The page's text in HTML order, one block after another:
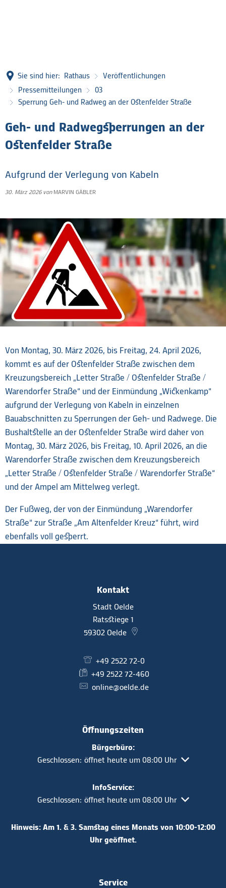
Sie sind hier: Rathaus
Veröffentlichungen
Pressemitteilungen
03
Sperrung Geh- und Radweg an der Ostenfelder Straße
Geh- und Radwegsperrungen an der
Ostenfelder Straße
Aufgrund der Verlegung von Kabeln
30. März 2026 vonMARVIN GÄBLER
Von Montag, 30. März 2026, bis Freitag, 24. April 2026,
kommt es auf der Ostenfelder Straße zwischen dem
Kreuzungsbereich „Letter Straße / Ostenfelder Straße /
Warendorfer Straße“ und der Einmündung „Wickenkamp“
aufgrund der Verlegung von Kabeln in einzelnen
Bauabschnitten zu Sperrungen der Geh- und Radwege. Die
Bushaltstelle an der Ostenfelder Straße wird daher von
Montag, 30. März 2026, bis Freitag, 10. April 2026, an die
Warendorfer Straße zwischen dem Kreuzungsbereich
„Letter Straße / Ostenfelder Straße / Warendorfer Straße“
und der Ampel am Mittelweg verlegt.
Der Fußweg, der von der Einmündung „Warendorfer
Straße“ zur Straße „Am Altenfelder Kreuz“ führt, wird
ebenfalls voll gesperrt.
Kontakt
Stadt Oelde
Ratsstiege 1
59302 Oelde
+49 2522 72-0
+49 2522 72-460
online@oelde.de
Öffnungszeiten
Bürgerbüro:
Klicken, um weitere Öffnungs- oder Schließzeiten
Geschlossen: öffnet heute um 08:00 Uhr
InfoService:
Klicken, um weitere Öffnungs- oder Schließzeiten
Geschlossen: öffnet heute um 08:00 Uhr
Hinweis: Am 1. & 3. Samstag eines Monats von 10:00-12:00
Uhr geöffnet.
Service